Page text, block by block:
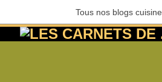
Tous nos blogs cuisine